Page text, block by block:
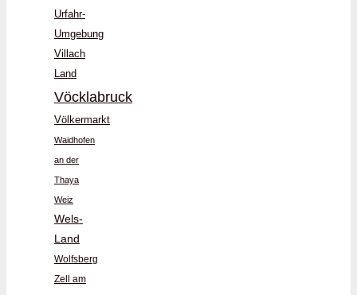
Urfahr-
Umgebung
Villach
Land
Vöcklabruck
Völkermarkt
Waidhofen
an der
Thaya
Weiz
Wels-
Land
Wolfsberg
Zell am